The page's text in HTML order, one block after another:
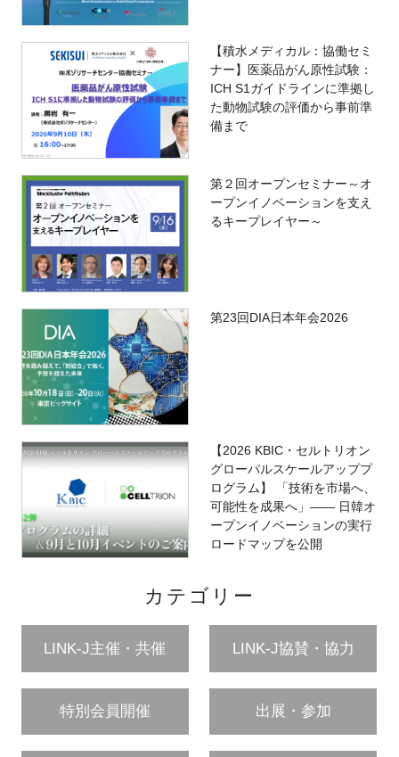
【積水メディカル：協働セミ
ナー】医薬品がん原性試験：
ICH S1ガイドラインに準拠し
た動物試験の評価から事前準
備まで
第２回オープンセミナー～オ
ープンイノベーションを支え
るキープレイヤー～
第23回DIA日本年会2026
【2026 KBIC・セルトリオン
グローバルスケールアッププ
ログラム】 「技術を市場へ、
可能性を成果へ」―― 日韓オ
ープンイノベーションの実行
ロードマップを公開
カテゴリー
LINK-J主催・共催 LINK-J協賛・協力
特別会員開催 出展・参加